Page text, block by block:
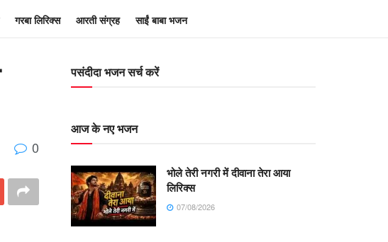
गरबा लिरिक्स आरती संग्रह साईं बाबा भजन
0
पसंदीदा भजन सर्च करें
आज के नए भजन
भोले तेरी नगरी में दीवाना तेरा आया
लिरिक्स
07/08/2026